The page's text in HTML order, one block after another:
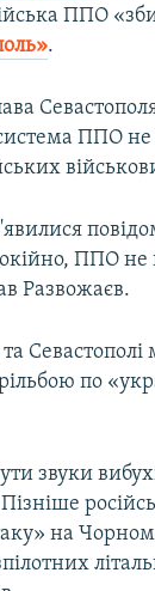
ППО
.
ППО не
ППО
Развожаєв.
по
звуки
Пізніше
на